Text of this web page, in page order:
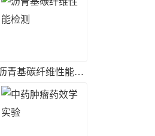
沥青基碳纤维性能检测